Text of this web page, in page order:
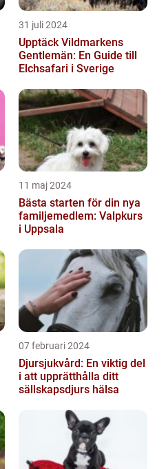
31 juli 2024
Upptäck Vildmarkens
Gentlemän: En Guide till
Elchsafari i Sverige
11 maj 2024
Bästa starten för din nya
familjemedlem: Valpkurs
i Uppsala
07 februari 2024
Djursjukvård: En viktig del
i att upprätthålla ditt
sällskapsdjurs hälsa